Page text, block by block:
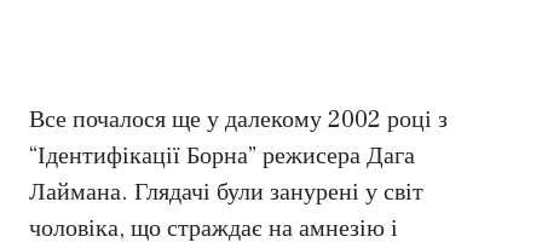
Все почалося ще у далекому 2002 році з
“Ідентифікації Борна” режисера Дага
Лаймана. Глядачі були занурені у світ
чоловіка, що страждає на амнезію і